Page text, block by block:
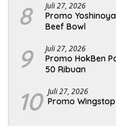
8 Juli 27, 2026
Promo
Beef Bowl
9 Juli 27, 2026
Promo HokBen
50 Ribuan
10 Juli 27, 2026
Promo